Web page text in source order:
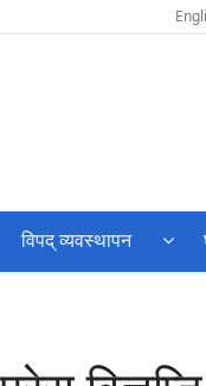
विपद् व्यवस्थापन